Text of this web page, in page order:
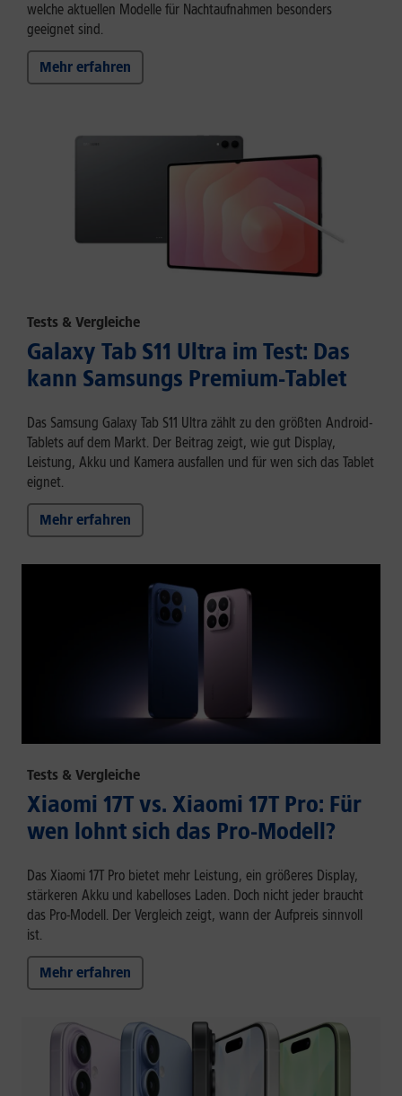
welche aktuellen Modelle für Nachtaufnahmen besonders
geeignet sind.
Mehr erfahren
Tests & Vergleiche
Galaxy Tab S11 Ultra im Test: Das
kann Samsungs Premium-Tablet
Das Samsung Galaxy Tab S11 Ultra zählt zu den größten Android-
Tablets auf dem Markt. Der Beitrag zeigt, wie gut Display,
Leistung, Akku und Kamera ausfallen und für wen sich das Tablet
eignet.
Mehr erfahren
Tests & Vergleiche
Xiaomi 17T vs. Xiaomi 17T Pro: Für
wen lohnt sich das Pro-Modell?
Das Xiaomi 17T Pro bietet mehr Leistung, ein größeres Display,
stärkeren Akku und kabelloses Laden. Doch nicht jeder braucht
das Pro-Modell. Der Vergleich zeigt, wann der Aufpreis sinnvoll
ist.
Mehr erfahren